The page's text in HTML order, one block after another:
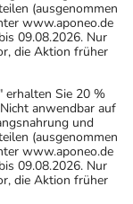
(ausgenommen
www.aponeo.de
09.08.2026. Nur
die Aktion früher
erhalten Sie 20 %
anwendbar auf
und
(ausgenommen
www.aponeo.de
09.08.2026. Nur
die Aktion früher